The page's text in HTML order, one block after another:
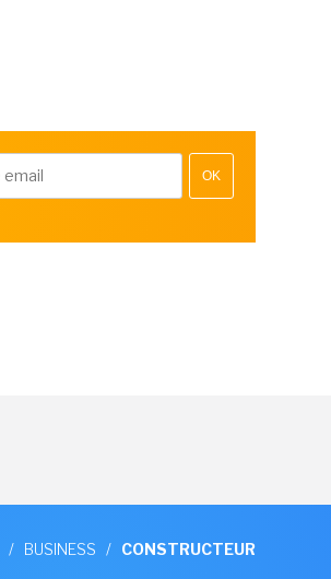
OK
/ BUSINESS / CONSTRUCTEUR